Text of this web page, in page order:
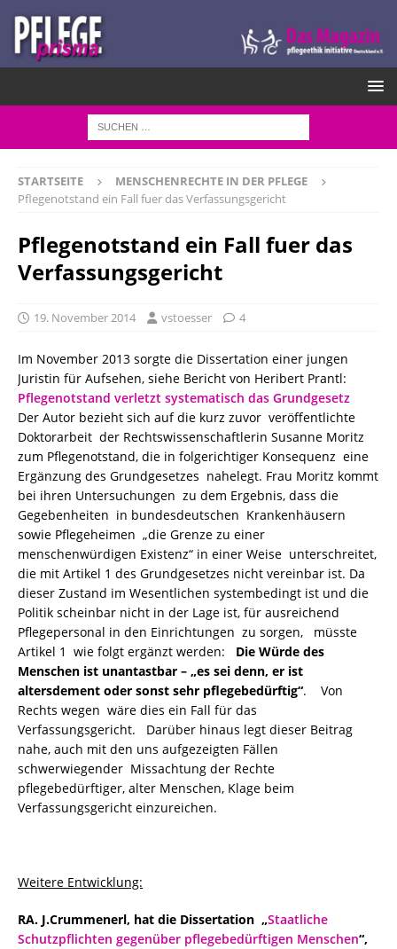
STARTSEITE
MENSCHENRECHTE IN DER PFLEGE
Pflegenotstand ein Fall fuer das Verfassungsgericht
Pflegenotstand ein Fall fuer das
Verfassungsgericht
19. November 2014 vstoesser 4
Im November 2013 sorgte die Dissertation einer jungen
Juristin für Aufsehen, siehe Bericht von Heribert Prantl:
Pflegenotstand verletzt systematisch das Grundgesetz
Der Autor bezieht sich auf die kurz zuvor veröffentlichte
Doktorarbeit der Rechtswissenschaftlerin Susanne Moritz
zum Pflegenotstand, die in folgerichtiger Konsequenz eine
Ergänzung des Grundgesetzes nahelegt. Frau Moritz kommt
bei ihren Untersuchungen zu dem Ergebnis, dass die
Gegebenheiten in bundesdeutschen Krankenhäusern
sowie Pflegeheimen „die Grenze zu einer
menschenwürdigen Existenz“ in einer Weise unterschreitet,
die mit Artikel 1 des Grundgesetzes nicht vereinbar ist. Da
dieser Zustand im Wesentlichen systembedingt ist und die
Politik scheinbar nicht in der Lage ist, für ausreichend
Pflegepersonal in den Einrichtungen zu sorgen, müsste
Artikel 1 wie folgt ergänzt werden: Die Würde des
Menschen ist unantastbar – „es sei denn, er ist
altersdement oder sonst sehr pflegebedürftig“. Von
Rechts wegen wäre dies ein Fall für das
Verfassungsgericht. Darüber hinaus legt dieser Beitrag
nahe, auch mit den uns aufgezeigten Fällen
schwerwiegender Missachtung der Rechte
pflegebedürftiger, alter Menschen, Klage beim
Verfassungsgericht einzureichen.
Weitere Entwicklung:
RA. J.Crummenerl, hat die Dissertation „Staatliche
Schutzpflichten gegenüber pflegebedürftigen Menschen“,